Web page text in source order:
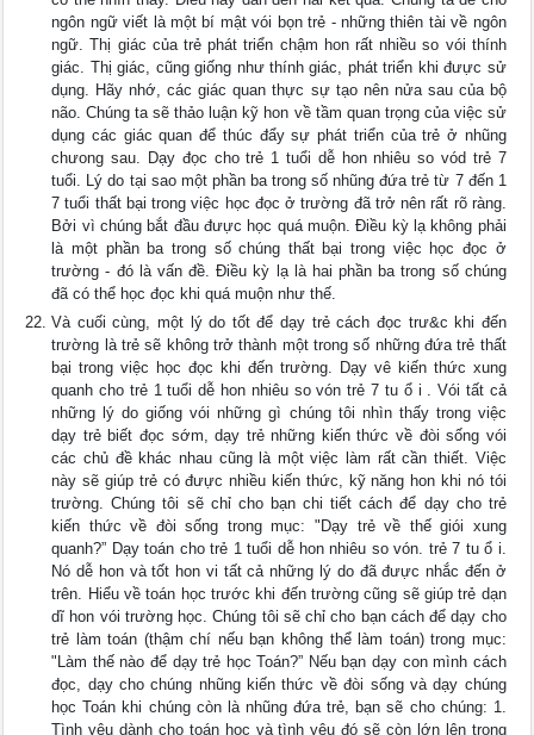
ngôn ngữ viết là một bí mật vói bọn trẻ - những thiên tài về ngôn
ngữ. Thị giác của trẻ phát triển chậm hon rất nhiều so vói thính
giác. Thị giác, cũng giống như thính giác, phát triển khi đưực sử
dụng. Hãy nhớ, các giác quan thực sự tạo nên nửa sau của bộ
não. Chúng ta sẽ thảo luận kỹ hon về tầm quan trọng của việc sử
dụng các giác quan để thúc đẩy sự phát triển của trẻ ở nhũng
chưong sau. Dạy đọc cho trẻ 1 tuổi dễ hon nhiêu so vód trẻ 7
tuổi. Lý do tại sao một phần ba trong số nhũng đứa trẻ từ 7 đến 1
7 tuổi thất bại trong việc học đọc ở trường đã trở nên rất rõ ràng.
Bởi vì chúng bắt đầu đưực học quá muộn. Điều kỳ lạ không phải
là một phần ba trong số chúng thất bại trong việc học đọc ở
trường - đó là vấn đề. Điều kỳ lạ là hai phần ba trong số chúng
đã có thể học đọc khi quá muộn như thế.
Và cuối cùng, một lý do tốt để dạy trẻ cách đọc trư&c khi đến
trường là trẻ sẽ không trở thành một trong số những đứa trẻ thất
bại trong việc học đọc khi đến trường. Dạy vê kiến thức xung
quanh cho trẻ 1 tuổi dễ hon nhiêu so vón trẻ 7 tu ổ i . Vói tất cả
những lý do giống vói những gì chúng tôi nhìn thấy trong việc
dạy trẻ biết đọc sớm, dạy trẻ những kiến thức về đòi sống vói
các chủ đề khác nhau cũng là một việc làm rất cần thiết. Việc
này sẽ giúp trẻ có đưực nhiều kiến thức, kỹ năng hon khi nó tói
trường. Chúng tôi sẽ chỉ cho bạn chi tiết cách để dạy cho trẻ
kiến thức về đòi sống trong mục: "Dạy trẻ về thế giói xung
quanh?” Dạy toán cho trẻ 1 tuổi dễ hon nhiêu so vón. trẻ 7 tu ổ i.
Nó dễ hon và tốt hon vi tất cả những lý do đã đưực nhắc đến ở
trên. Hiểu về toán học trước khi đến trường cũng sẽ giúp trẻ dạn
dĩ hon vói trường học. Chúng tôi sẽ chỉ cho bạn cách để dạy cho
trẻ làm toán (thậm chí nếu bạn không thể làm toán) trong mục:
"Làm thế nào để dạy trẻ học Toán?” Nếu bạn dạy con mình cách
đọc, dạy cho chúng nhũng kiến thức về đòi sống và dạy chúng
học Toán khi chúng còn là nhũng đứa trẻ, bạn sẽ cho chúng: 1.
Tình yêu dành cho toán học và tình yêu đó sẽ còn lớn lên trong